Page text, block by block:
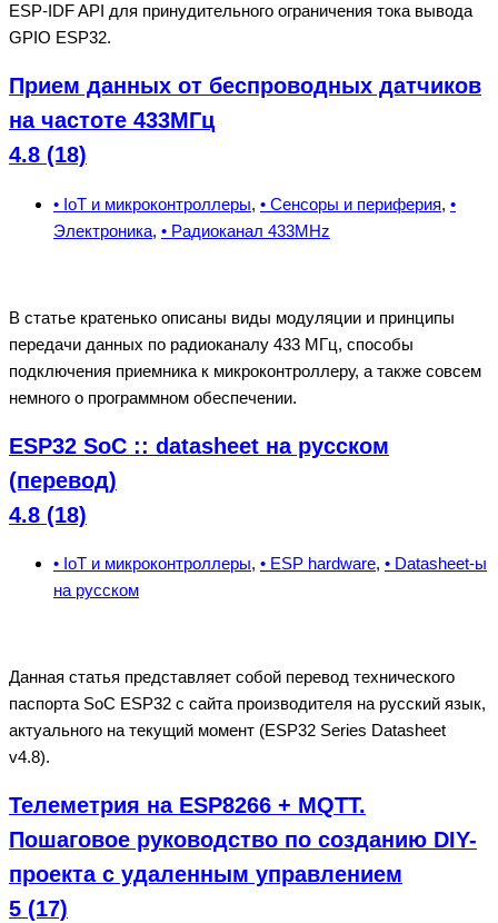
ESP-IDF API для принудительного ограничения тока вывода
GPIO ESP32.
Прием данных от беспроводных датчиков
на частоте 433МГц
4.8 (18)
• IoT и микроконтроллеры, • Сенсоры и периферия, •
Электроника, • Радиоканал 433MHz
В статье кратенько описаны виды модуляции и принципы
передачи данных по радиоканалу 433 МГц, способы
подключения приемника к микроконтроллеру, а также совсем
немного о программном обеспечении.
ESP32 SoC :: datasheet на русском
(перевод)
4.8 (18)
• IoT и микроконтроллеры, • ESP hardware, • Datasheet-ы
на русском
Данная статья представляет собой перевод технического
паспорта SoC ESP32 с сайта производителя на русский язык,
актуального на текущий момент (ESP32 Series Datasheet
v4.8).
Телеметрия на ESP8266 + MQTT.
Пошаговое руководство по созданию DIY-
проекта с удаленным управлением
5 (17)